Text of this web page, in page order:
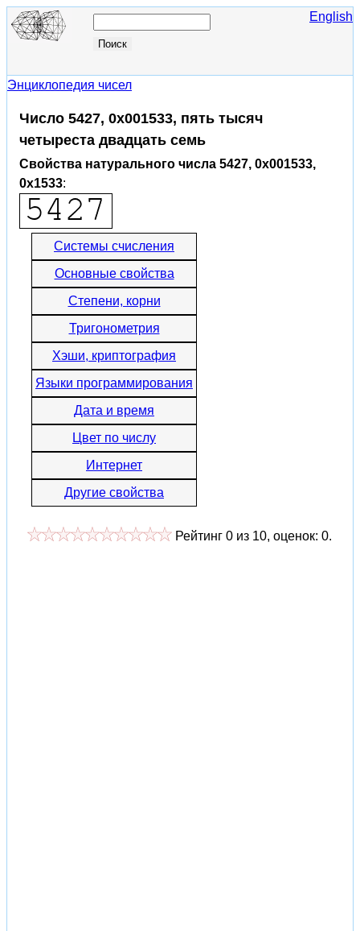
English
Энциклопедия чисел
Число 5427, 0x001533, пять тысяч
четыреста двадцать семь
Свойства натурального числа 5427, 0x001533,
0x1533:
Системы счисления
Основные свойства
Степени, корни
Тригонометрия
Хэши, криптография
Языки программирования
Дата и время
Цвет по числу
Интернет
Другие свойства
Рейтинг 0 из 10, оценок: 0.